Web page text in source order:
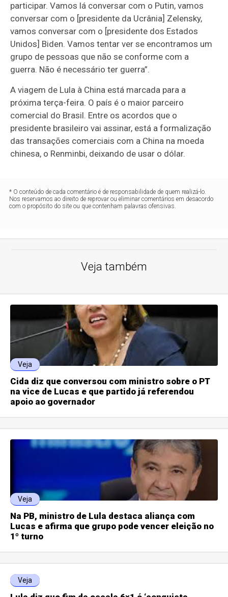
participar. Vamos lá conversar com o Putin, vamos
conversar com o [presidente da Ucrânia] Zelensky,
vamos conversar com o [presidente dos Estados
Unidos] Biden. Vamos tentar ver se encontramos um
grupo de pessoas que não se conforme com a
guerra. Não é necessário ter guerra”.
A viagem de Lula à China está marcada para a
próxima terça-feira. O país é o maior parceiro
comercial do Brasil. Entre os acordos que o
presidente brasileiro vai assinar, está a formalização
das transações comerciais com a China na moeda
chinesa, o Renminbi, deixando de usar o dólar.
* O conteúdo de cada comentário é de responsabilidade de quem realizá-lo.
Nos reservamos ao direito de reprovar ou eliminar comentários em desacordo
com o propósito do site ou que contenham palavras ofensivas.
Veja também
Veja
Cida diz que conversou com ministro sobre o PT
na vice de Lucas e que partido já referendou
apoio ao governador
Veja
Na PB, ministro de Lula destaca aliança com
Lucas e afirma que grupo pode vencer eleição no
1º turno
Veja